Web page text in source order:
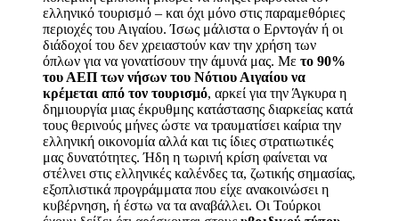
ελληνικό τουρισμό ‒ και όχι μόνο στις παραμεθόριες
περιοχές του Αιγαίου. Ίσως μάλιστα ο Ερντογάν ή οι
διάδοχοί του δεν χρειαστούν καν την χρήση των
όπλων για να γονατίσουν την άμυνά μας. Με το 90%
του ΑΕΠ των νήσων του Νότιου Αιγαίου να
κρέμεται από τον τουρισμό, αρκεί για την Άγκυρα η
δημιουργία μιας έκρυθμης κατάστασης διαρκείας κατά
τους θερινούς μήνες ώστε να τραυματίσει καίρια την
ελληνική οικονομία αλλά και τις ίδιες στρατιωτικές
μας δυνατότητες. Ήδη η τωρινή κρίση φαίνεται να
στέλνει στις ελληνικές καλένδες τα, ζωτικής σημασίας,
εξοπλιστικά προγράμματα που είχε ανακοινώσει η
κυβέρνηση, ή έστω να τα αναβάλλει. Οι Τούρκοι